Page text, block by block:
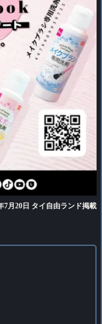
7月20日 タイ自由ランド掲載